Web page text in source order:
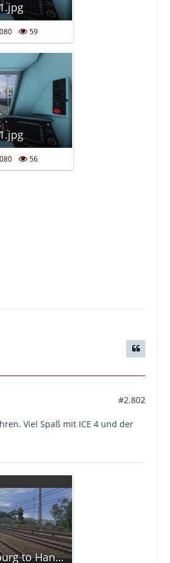
59
56
#2.802
Viel Spaß mit ICE 4 und der
Screenshot_Hamburg to Hanover_53.07455-10.57733_13-05-04.jpg